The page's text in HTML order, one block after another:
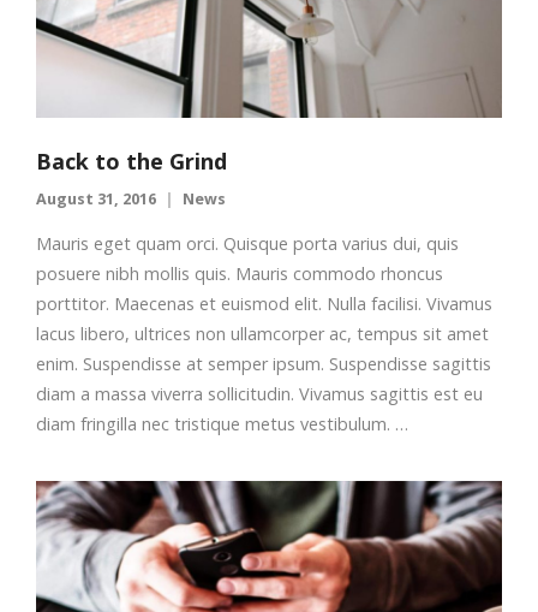
Back to the Grind
August 31, 2016 News
Mauris eget quam orci. Quisque porta varius dui, quis
posuere nibh mollis quis. Mauris commodo rhoncus
porttitor. Maecenas et euismod elit. Nulla facilisi. Vivamus
lacus libero, ultrices non ullamcorper ac, tempus sit amet
enim. Suspendisse at semper ipsum. Suspendisse sagittis
diam a massa viverra sollicitudin. Vivamus sagittis est eu
diam fringilla nec tristique metus vestibulum. …